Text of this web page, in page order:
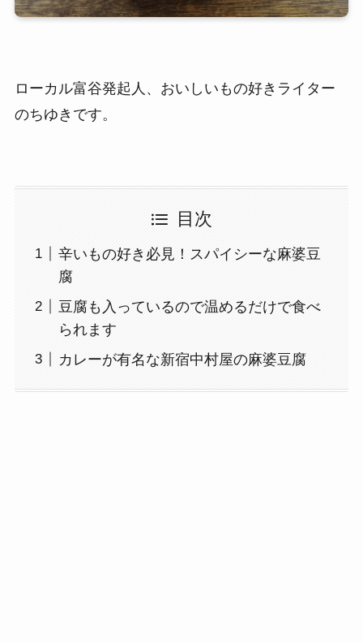
ローカル富谷発起人、おいしいもの好きライター
のちゆきです。
目次
辛いもの好き必見！スパイシーな麻婆豆
腐
豆腐も入っているので温めるだけで食べ
られます
カレーが有名な新宿中村屋の麻婆豆腐